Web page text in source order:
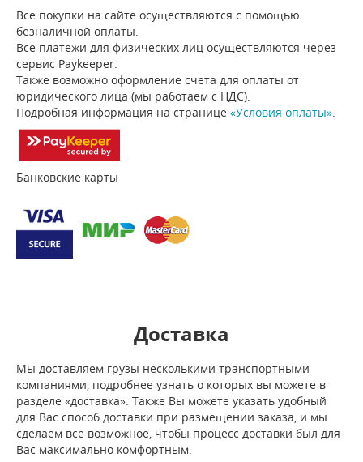
Все покупки на сайте осуществляются с помощью
безналичной оплаты.
Все платежи для физических лиц осуществляются через
сервис Paykeeper.
Также возможно оформление счета для оплаты от
юридического лица (мы работаем с НДС).
Подробная информация на странице «Условия оплаты».
Банковские карты
Доставка
Мы доставляем грузы несколькими транспортными
компаниями, подробнее узнать о которых вы можете в
разделе «доставка». Также Вы можете указать удобный
для Вас способ доставки при размещении заказа, и мы
сделаем все возможное, чтобы процесс доставки был для
Вас максимально комфортным.